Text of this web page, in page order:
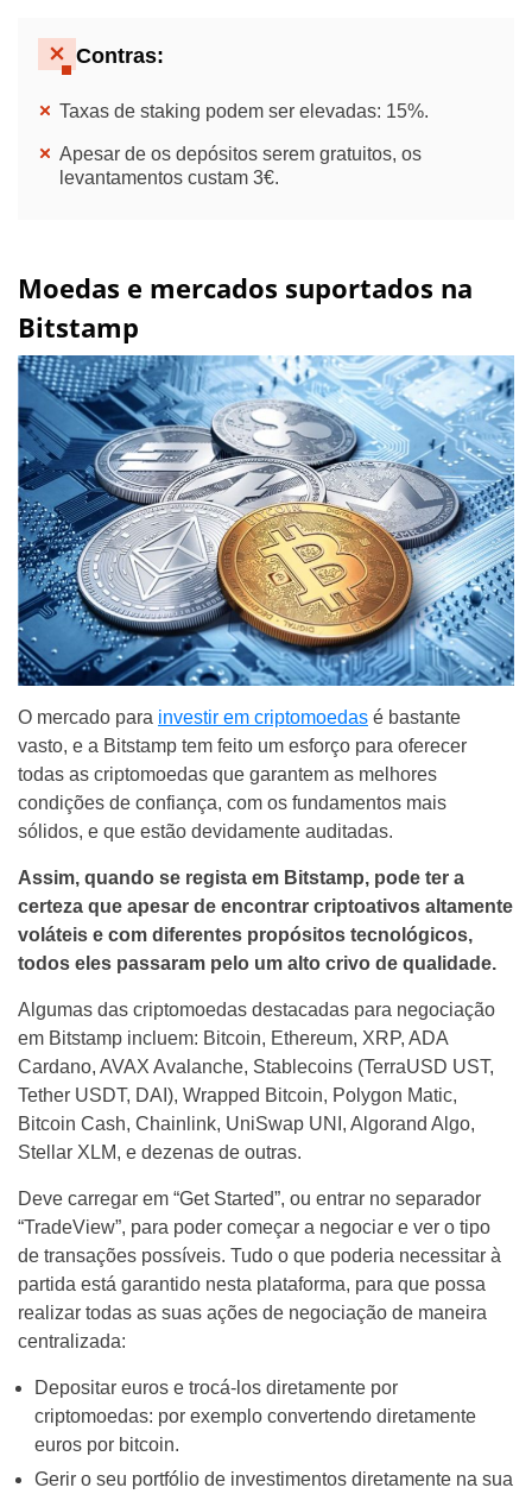
Contras:
Taxas de staking podem ser elevadas: 15%.
Apesar de os depósitos serem gratuitos, os
levantamentos custam 3€.
Moedas e mercados suportados na
Bitstamp
O mercado para investir em criptomoedas é bastante
vasto, e a Bitstamp tem feito um esforço para oferecer
todas as criptomoedas que garantem as melhores
condições de confiança, com os fundamentos mais
sólidos, e que estão devidamente auditadas.
Assim, quando se regista em Bitstamp, pode ter a
certeza que apesar de encontrar criptoativos altamente
voláteis e com diferentes propósitos tecnológicos,
todos eles passaram pelo um alto crivo de qualidade.
Algumas das criptomoedas destacadas para negociação
em Bitstamp incluem: Bitcoin, Ethereum, XRP, ADA
Cardano, AVAX Avalanche, Stablecoins (TerraUSD UST,
Tether USDT, DAI), Wrapped Bitcoin, Polygon Matic,
Bitcoin Cash, Chainlink, UniSwap UNI, Algorand Algo,
Stellar XLM, e dezenas de outras.
Deve carregar em “Get Started”, ou entrar no separador
“TradeView”, para poder começar a negociar e ver o tipo
de transações possíveis. Tudo o que poderia necessitar à
partida está garantido nesta plataforma, para que possa
realizar todas as suas ações de negociação de maneira
centralizada:
Depositar euros e trocá-los diretamente por
criptomoedas: por exemplo convertendo diretamente
euros por bitcoin.
Gerir o seu portfólio de investimentos diretamente na sua